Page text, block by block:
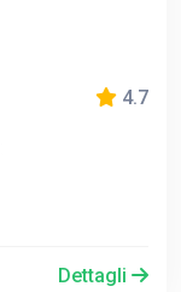
4.7
Dettagli